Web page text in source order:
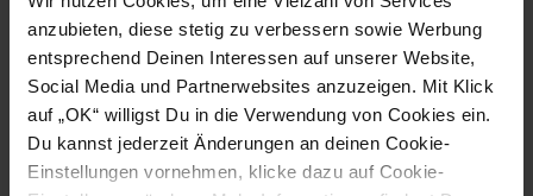
anzubieten, diese stetig zu verbessern sowie Werbung
entsprechend Deinen Interessen auf unserer Website,
Social Media und Partnerwebsites anzuzeigen. Mit Klick
auf „OK“ willigst Du in die Verwendung von Cookies ein.
Du kannst jederzeit Änderungen an deinen Cookie-
Einstellungen vornehmen, klicke dazu auf Cookie-
informiert werden willst, kannst du den Rhein-Neckar Löwen
Newsletter
Post
Alle News anzeigen